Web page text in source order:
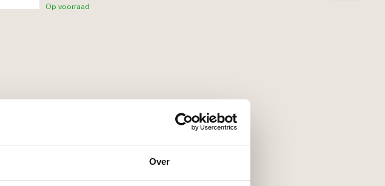
Over
Op voorraad